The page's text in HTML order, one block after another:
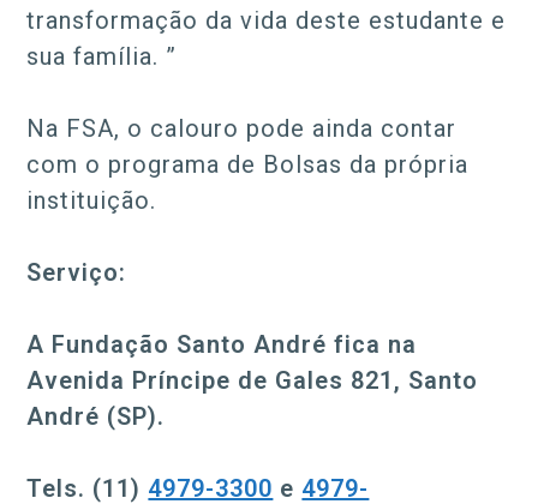
transformação da vida deste estudante e
sua família. ”
Na FSA, o calouro pode ainda contar
com o programa de Bolsas da própria
instituição.
Serviço:
A Fundação Santo André fica na
Avenida Príncipe de Gales 821, Santo
André (SP).
Tels. (11) 4979-3300 e 4979-